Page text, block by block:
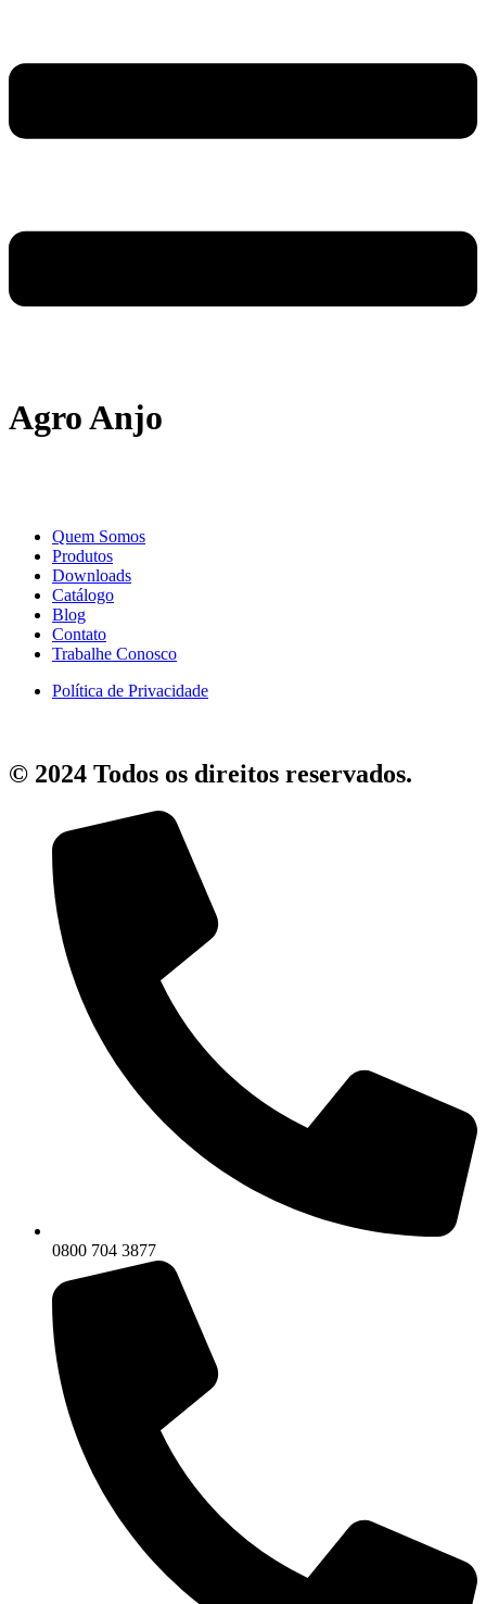
Agro Anjo
Quem Somos
Produtos
Downloads
Catálogo
Blog
Contato
Trabalhe Conosco
Política de Privacidade
© 2024 Todos os direitos reservados.
0800 704 3877